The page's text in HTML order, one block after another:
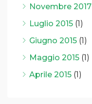
Novembre 2017
Luglio 2015 (1)
Giugno 2015 (1)
Maggio 2015 (1)
Aprile 2015 (1)